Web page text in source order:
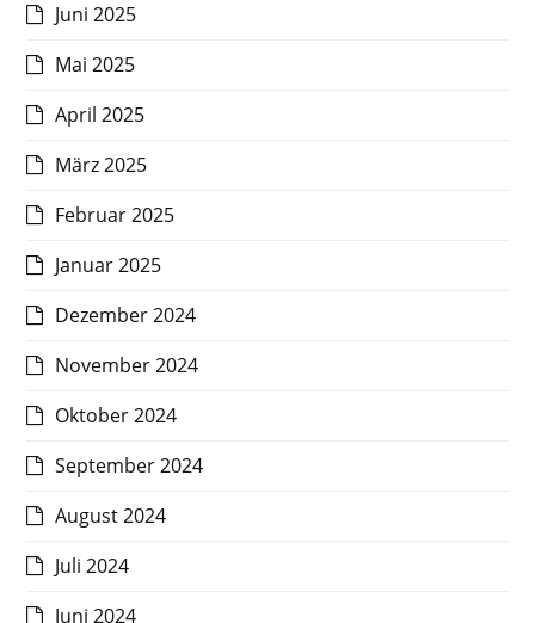
Juni 2025
Mai 2025
April 2025
März 2025
Februar 2025
Januar 2025
Dezember 2024
November 2024
Oktober 2024
September 2024
August 2024
Juli 2024
Juni 2024